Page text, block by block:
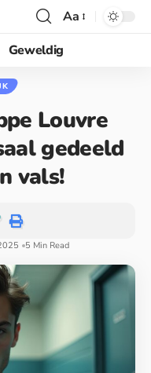
Aa
Geweldig
Louvre
gedeeld
vals!
5 Min Read